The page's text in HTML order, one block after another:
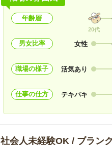
年齢層
20代
男女比率 女性
職場の様子 活気あり
仕事の仕方 テキパキ
社会人未経験OK / ブラン